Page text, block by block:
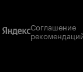
Соглашение